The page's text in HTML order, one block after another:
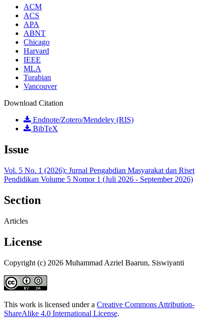
ACM
ACS
APA
ABNT
Chicago
Harvard
IEEE
MLA
Turabian
Vancouver
Download Citation
Endnote/Zotero/Mendeley (RIS)
BibTeX
Issue
Vol. 5 No. 1 (2026): Jurnal Pengabdian Masyarakat dan Riset
Pendidikan Volume 5 Nomor 1 (Juli 2026 - September 2026)
Section
Articles
License
Copyright (c) 2026 Muhammad Azriel Baarun, Siswiyanti
This work is licensed under a Creative Commons Attribution-
ShareAlike 4.0 International License.